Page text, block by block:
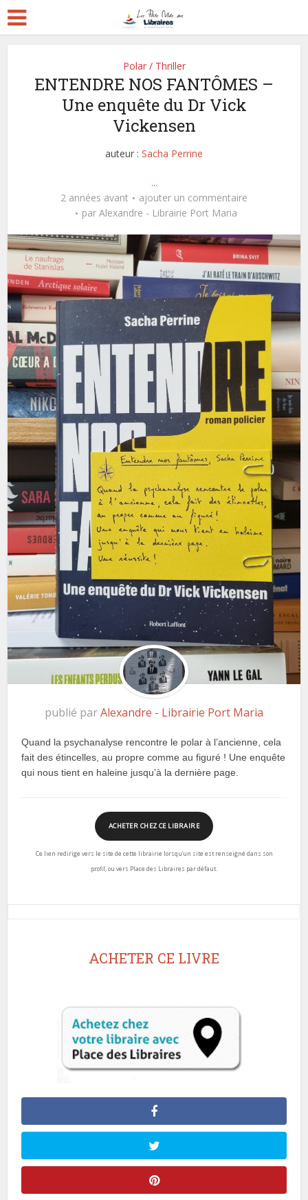
Polar / Thriller
ENTENDRE NOS FANTÔMES –
Une enquête du Dr Vick
Vickensen
auteur : Sacha Perrine
...
2 années avant
ajouter un commentaire
par Alexandre - Librairie Port Maria
publié parAlexandre - Librairie Port Maria
Quand la psychanalyse rencontre le polar à l’ancienne, cela
fait des étincelles, au propre comme au figuré ! Une enquête
qui nous tient en haleine jusqu’à la dernière page.
ACHETER CHEZ CE LIBRAIRE
Ce lien redirige vers le site de cette librairie lorsqu’un site est renseigné dans son
profil, ou vers Place des Libraires par défaut.
ACHETER CE LIVRE